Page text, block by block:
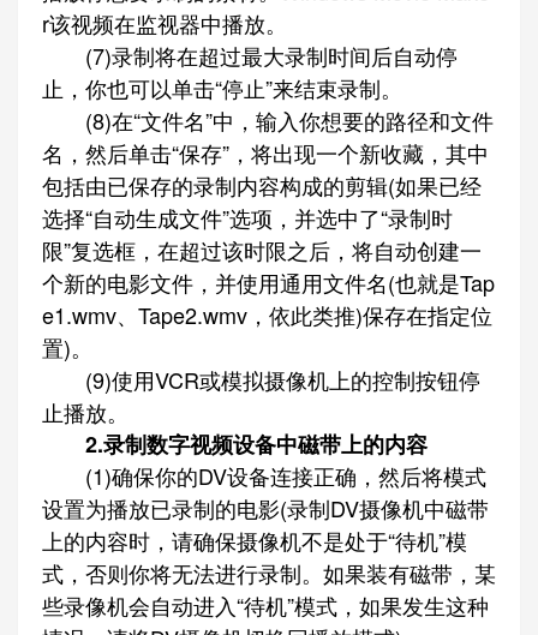
r该视频在监视器中播放。
(7)录制将在超过最大录制时间后自动停
止，你也可以单击“停止”来结束录制。
(8)在“文件名”中，输入你想要的路径和文件
名，然后单击“保存”，将出现一个新收藏，其中
包括由已保存的录制内容构成的剪辑(如果已经
选择“自动生成文件”选项，并选中了“录制时
限”复选框，在超过该时限之后，将自动创建一
个新的电影文件，并使用通用文件名(也就是Tap
e1.wmv、Tape2.wmv，依此类推)保存在指定位
置)。
(9)使用VCR或模拟摄像机上的控制按钮停
止播放。
2.录制数字视频设备中磁带上的内容
(1)确保你的DV设备连接正确，然后将模式
设置为播放已录制的电影(录制DV摄像机中磁带
上的内容时，请确保摄像机不是处于“待机”模
式，否则你将无法进行录制。如果装有磁带，某
些录像机会自动进入“待机”模式，如果发生这种